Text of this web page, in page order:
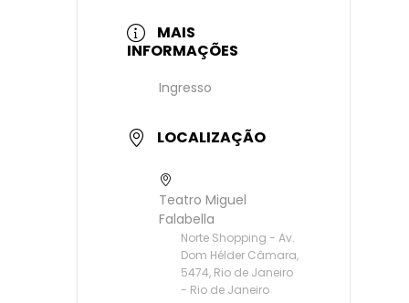
MAIS
INFORMAÇÕES
Ingresso
LOCALIZAÇÃO
Teatro Miguel
Falabella
Norte Shopping - Av.
Dom Hélder Câmara,
5474, Rio de Janeiro
- Rio de Janeiro